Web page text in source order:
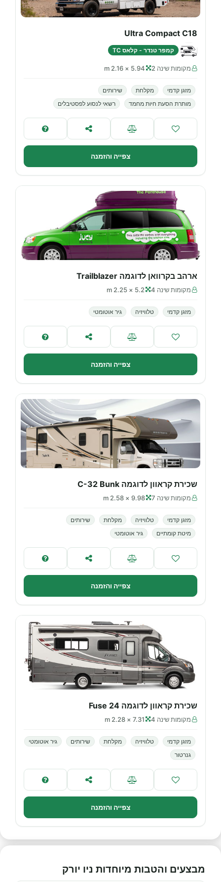
Ultra Compact C18
קמפר טנדר - קלאס TC
מקומות שינה 2 5.94 × 2.16 m
מזגן קדמי מקלחת
שירותים
מותרת הסעת חיות מחמד
רשאי לנסוע לפסטיבלים
צפייה והזמנה
ארהב בקרוואן לדוגמה Trailblazer
מקומות שינה 4 5.2 × 2.25 m
מזגן קדמי טלוויזיה גיר אוטומטי
צפייה והזמנה
שכירת קראוון לדוגמה C-32 Bunk
מקומות שינה 7 9.98 × 2.58 m
מזגן קדמי טלוויזיה מקלחת
שירותים
מיטת קומתיים
גיר אוטומטי
צפייה והזמנה
שכירת קראוון לדוגמה Fuse 24
מקומות שינה 4 7.31 × 2.28 m
מזגן קדמי טלוויזיה מקלחת שירותים
גיר אוטומטי
גנרטור
צפייה והזמנה
מבצעים והטבות מיוחדות ניו יורק